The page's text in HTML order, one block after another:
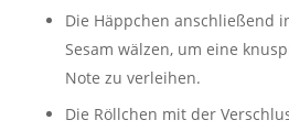
Die Häppchen anschließend
Sesam wälzen, um eine
Note zu verleihen.
Die Röllchen mit der